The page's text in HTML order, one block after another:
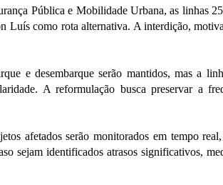
Pública e Mobilidade Urbana, as linhas
Luís como rota alternativa. A interdição,
e desembarque serão mantidos, mas a
A reformulação busca preservar a
afetados serão monitorados em tempo
sejam identificados atrasos significativos,